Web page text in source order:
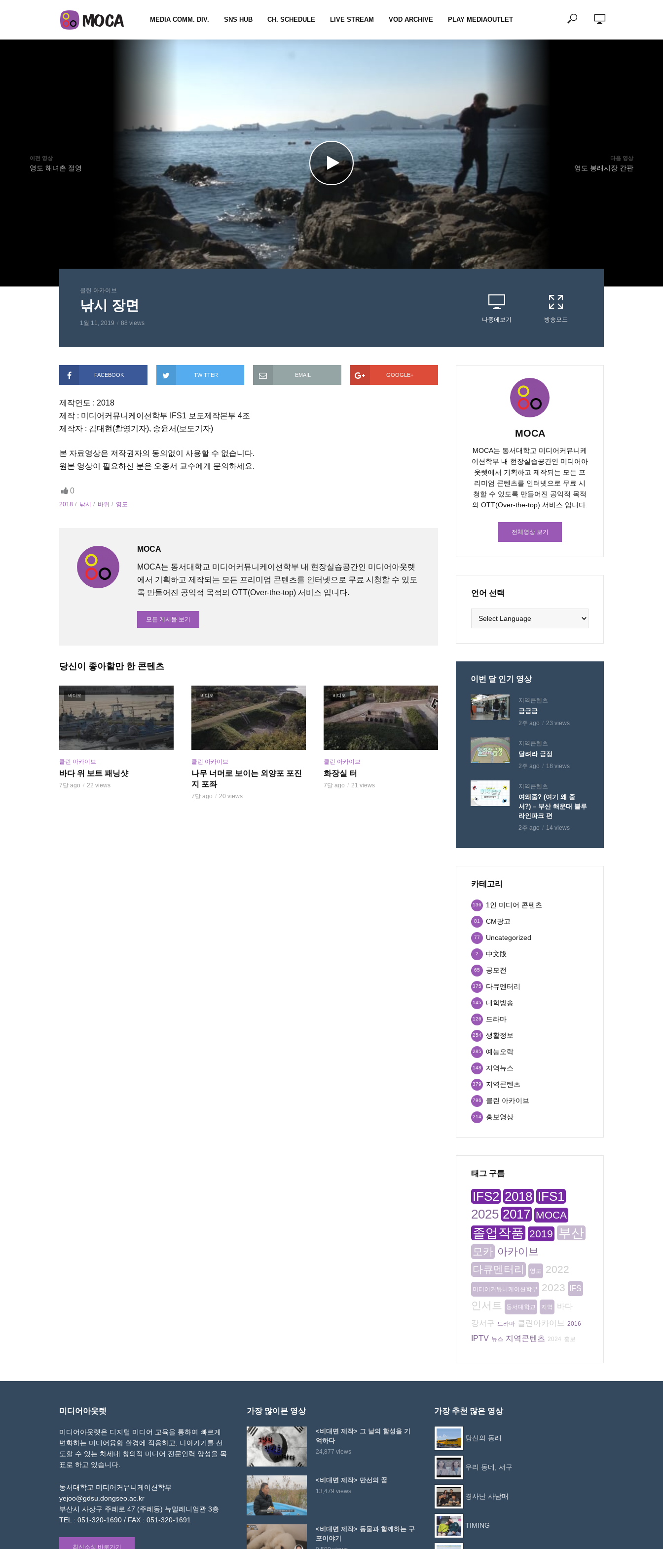
MEDIA COMM. DIV. SNS HUB CH. SCHEDULE LIVE STREAM VOD ARCHIVE PLAY MEDIAOUTLET
이전 영상
영도 해녀촌 절영
다음 영상
영도 봉래시장 간판
클린 아카이브
낚시 장면
1월 11, 2019 88 views
나중에보기 방송모드
FACEBOOK TWITTER EMAIL GOOGLE+
제작연도 : 2018
제작 : 미디어커뮤니케이션학부 IFS1 보도제작본부 4조
제작자 : 김대현(촬영기자), 송윤서(보도기자)
본 자료영상은 저작권자의 동의없이 사용할 수 없습니다.
원본 영상이 필요하신 분은 오종서 교수에게 문의하세요.
0
2018 낚시 바위 영도
MOCA
MOCA는 동서대학교 미디어커뮤니케이션학부 내 현장실습공간인 미디어아웃렛
에서 기획하고 제작되는 모든 프리미엄 콘텐츠를 인터넷으로 무료 시청할 수 있도
록 만들어진 공익적 목적의 OTT(Over-the-top) 서비스 입니다.
모든 게시물 보기
당신이 좋아할만 한 콘텐츠
비디오
클린 아카이브
바다 위 보트 패닝샷
7달 ago 22 views
비디오
클린 아카이브
나무 너머로 보이는 외양포 포진
지 포좌
7달 ago 20 views
비디오
클린 아카이브
화장실 터
7달 ago 21 views
MOCA
MOCA는 동서대학교 미디어커뮤니케
이션학부 내 현장실습공간인 미디어아
웃렛에서 기획하고 제작되는 모든 프
리미엄 콘텐츠를 인터넷으로 무료 시
청할 수 있도록 만들어진 공익적 목적
의 OTT(Over-the-top) 서비스 입니다.
전체영상 보기
언어 선택
이번 달 인기 영상
지역콘텐츠
금금금
2주 ago 23 views
지역콘텐츠
달려라 금정
2주 ago 18 views
지역콘텐츠
여왜줄? (여기 왜 줄
서?) – 부산 해운대 블루
라인파크 편
2주 ago 14 views
카테고리
1인 미디어 콘텐츠
136
CM광고
81
Uncategorized
77
中文版
2
공모전
65
다큐멘터리
375
대학방송
145
드라마
126
생활정보
254
예능오락
285
지역뉴스
148
지역콘텐츠
379
클린 아카이브
796
홍보영상
214
태그 구름
IFS2 2018 IFS1
2025 2017 MOCA
졸업작품 2019 부산
모카 아카이브
다큐멘터리
영도 2022
미디어커뮤니케이션학부 2023 IFS
인서트 동서대학교 지역
바다
강서구 드라마 클린아카이브 2016
IPTV 뉴스 지역콘텐츠 2024 홍보
미디어아웃렛
미디어아웃렛은 디지털 미디어 교육을 통하여 빠르게
변화하는 미디어융합 환경에 적응하고, 나아가기를 선
도할 수 있는 차세대 창의적 미디어 전문인력 양성을 목
표로 하고 있습니다.
동서대학교 미디어커뮤니케이션학부
yejoo@gdsu.dongseo.ac.kr
부산시 사상구 주례로 47 (주례동) 뉴밀레니엄관 3층
TEL : 051-320-1690 / FAX : 051-320-1691
최신소식 바로가기
가장 많이본 영상
<비대면 제작> 그 날의 함성을 기
억하다
24,877 views
<비대면 제작> 만선의 꿈
13,479 views
<비대면 제작> 동물과 함께하는 구
포이야기
가장 추천 많은 영상
당신의 동래
우리 동네, 서구
경사난 사남매
TIMING